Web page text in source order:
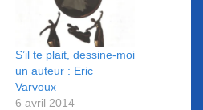
S’il te plait, dessine-moi
un auteur : Eric
Varvoux
6 avril 2014